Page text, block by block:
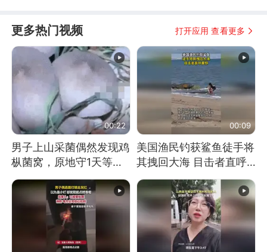
更多热门视频 打开应用 查看更多
00:22
男子上山采菌偶然发现鸡
枞菌窝，原地守1天等它
长大：挖了140多朵
00:09
美国渔民钓获鲨鱼徒手将
其拽回大海 目击者直呼
震惊 （视频来源：参考
消息）